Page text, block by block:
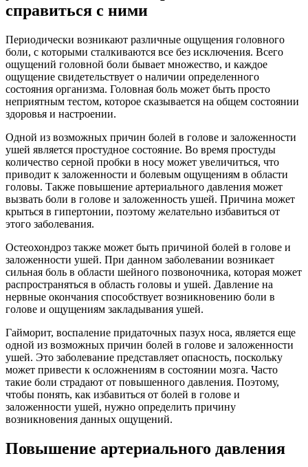
справиться с ними
Периодически возникают различные ощущения головного
боли, с которыми сталкиваются все без исключения. Всего
ощущений головной боли бывает множество, и каждое
ощущение свидетельствует о наличии определенного
состояния организма. Головная боль может быть просто
неприятным тестом, которое сказывается на общем состоянии
здоровья и настроении.
Одной из возможных причин болей в голове и заложенности
ушей является простудное состояние. Во время простуды
количество серной пробки в носу может увеличиться, что
приводит к заложенности и болевым ощущениям в области
головы. Также повышение артериального давления может
вызвать боли в голове и заложенность ушей. Причина может
крыться в гипертонии, поэтому желательно избавиться от
этого заболевания.
Остеохондроз также может быть причиной болей в голове и
заложенности ушей. При данном заболевании возникает
сильная боль в области шейного позвоночника, которая может
распространяться в область головы и ушей. Давление на
нервные окончания способствует возникновению боли в
голове и ощущениям закладывания ушей.
Гайморит, воспаление придаточных пазух носа, является еще
одной из возможных причин болей в голове и заложенности
ушей. Это заболевание представляет опасность, поскольку
может привести к осложнениям в состоянии мозга. Часто
такие боли страдают от повышенного давления. Поэтому,
чтобы понять, как избавиться от болей в голове и
заложенности ушей, нужно определить причину
возникновения данных ощущений.
Повышение артериального давления